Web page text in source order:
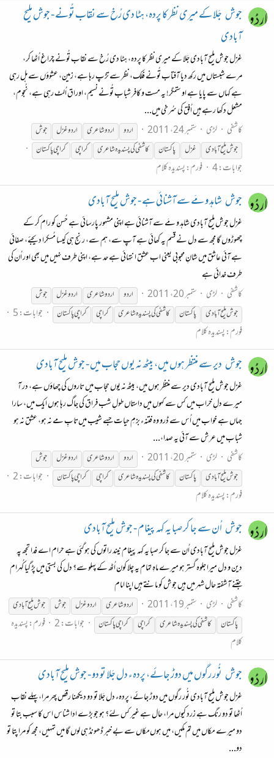
جوش جَلا کے میری نظر کا پردہ، ہٹا دی رُخ سے نقاب تُونے - جوش ملیح
آبادی
غزل جوش ملیح آبادی جَلا کے میری نظر کا پردہ، ہٹا دی رُخ سے نقاب تُونے چراغ اُٹھا کر،
مرے شبستاں میں رکھ دیا آفتاب تُونے فلک، نظر سے تڑپ رہا ہے، زمین، عشوؤں سے ہل رہی
ہے کہاں سے پایا ہے او ستمگر! یہ مست و کافر شباب تُونے نسیم، اوراق اُلٹ رہی ہے، نُجوم،
مشعل دکھا رہے ہیں اُفق کی سُرخی میں‌...
کاشفی
لڑی ستمبر 24، 2011 اردو اردو شاعری اردو غزل
جوش
جوشملیحآبادی غزل پاکستان کاشفی کی پسندیدہ شاعری کراچی کراچی پاکستان
جوابات: 4 فورم:پسندیدہ کلام
جوش شاہد و مَے سے آشنائی ہے - جوش ملیح آبادی
غزل جوش ملیح آبادی شاہد و مَے سے آشنائی ہے اپنی مشہور پارسائی ہے حُسن کو رام کر کے
چھوڑوں گا مجھ سے دل نے قسم یہ کھائی ہے آپ سے، ہم سے، رنج ہی کیسا مُسکرا دیجئے، صفائی
ہے آئی عاشق میں‌ شانِ محبوبی یعنی اب عشق انتہائی ہے حد ہے، اپنی طرف نہیں میں‌ بھی اور اُن کی
طرف خدائی ہے
کاشفی
لڑی ستمبر 20، 2011 اردو اردو شاعری اردو غزل
جوش
جوشملیحآبادی پاکستان کاشفی کی پسندیدہ شاعری کراچی کراچی پاکستان
جوابات: 5
فورم:پسندیدہ کلام
جوش دیر سے منتظر ہوں میں، بیٹھ نہ یوں حجاب میں - جوش ملیح آبادی
غزل جوش ملیح آبادی دیر سے منتظر ہوں میں، بیٹھ نہ یوں حجاب میں تاروں کی چھاؤں ہے، در آ
میرے دلِ خراب میں کس سے کہوں میں داستاں طولِ شب فراق کی جاگ رہا ہوں ایک میں، سارا
جہاں ہے خواب میں اُس سے ڈرو وہ فتنہء بزمِ حیات جسے شیب میں‌تابِ مے نہ ہو، عشق نہ ہو
شباب میں عرش سے آئی یہ صدا،...
کاشفی
لڑی ستمبر 20، 2011 اردو اردو شاعری اردو غزل
جوش
جوشملیحآبادی پاکستان کاشفی کی پسندیدہ شاعری کراچی کراچی پاکستان
جوابات: 2
فورم:پسندیدہ کلام
جوشاُن سے جا کر صبا یہ کہہ پیغام - جوش ملیح آبادی
غزل جوش ملیح آبادی اُن سے جا کر صبا یہ کہہ پیغام نیند راتوں کی ہوگئی ہے حرام اے فدا تجھ پہ
دین و دل میرا جلوہ گستر ہو میرے ماہِ تمام یہ چلا کون اُٹھ کے پہلو سے؟ دل کی بستی میں پڑ گیا کُہرام
جتنے آشفتہ حال شہر میں ہیں جوش کو مانتے ہیں اپنا امام
کاشفی
لڑی ستمبر 19، 2011 اردو شاعری اردو غزل جوش جوشملیحآبادی
پاکستان
کاشفی کی پسندیدہ شاعری کراچی کراچی پاکستان جوابات: 2 فورم:پسندیدہ
کلام
جوش نُور رگوں میں دوڑ جائے، پردہء دل جَلا تو دو - جوش ملیح آبادی
غزل جوش ملیح آبادی نُور رگوں میں دوڑ جائے، پردہء دل جَلا تو دو دیکھنا رقص پھر مرا، پہلے نقاب
اُٹھا تو دو رنگ ہے زرد کیوں مرا، حال ہے غیر کس لئے؟ ہو جو بڑے ادا شناس اس کا سبب بتا تو
دو میرے مکاں میں تم مکیں، میں ہوں‌مکاں سے بے خبر ڈھونڈ ہی لوں گا میں تمہیں، مجھ کو مرا پتا تو
دو...